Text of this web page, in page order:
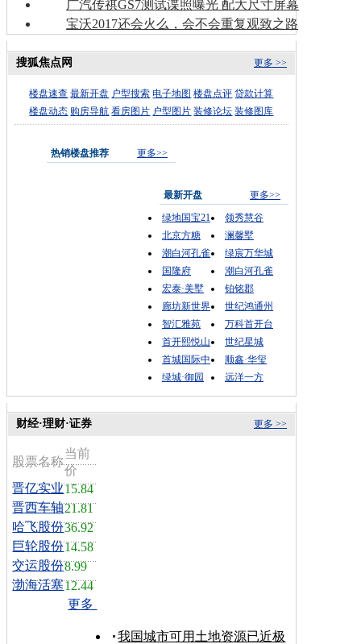
广汽传祺GS7测试谍照曝光 配大尺寸屏幕
宝沃2017还会火么，会不会重复观致之路
更多 >>
搜狐焦点网
楼盘速查 最新开盘 户型搜索 电子地图 楼盘点评 贷款计算
楼盘动态 购房导航 看房图片 户型图片 装修论坛 装修图库
热销楼盘推荐 更多>>
最新开盘
更多>>
绿地国宝21
领秀慧谷
北京方糖
澜馨墅
潮白河孔雀
绿宸万华城
国隆府
潮白河孔雀
宏泰·美墅
铂铭郡
廊坊新世界
世纪鸿通州
智汇雅苑
万科首开台
首开熙悦山
世纪星城
首城国际中
顺鑫·华玺
绿城·御园
远洋一方
更多 >>
财经·理财·证券
股票名称
当前
价
晋亿实业15.84
晋西车轴21.81
哈飞股份36.92
巨轮股份14.58
交运股份8.99
渤海活塞12.44
更多
我国城市可用土地资源已近极